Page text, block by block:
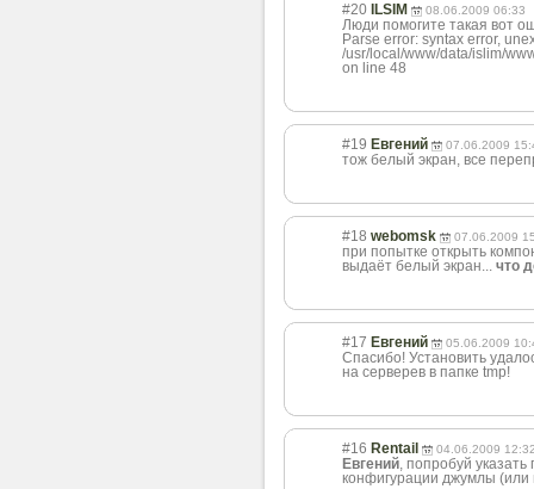
#20 ILSIM 08.06.2009 06:33
Люди помогите такая вот
Parse error: syntax error,
/usr/local/www/data/islim/
on line 48
#19 Евгений 07.06.2009
тож белый экран, все
#18 webomsk 07.06.2009
при попытке открыть
выдаёт белый экран... что
#17 Евгений 05.06.2009
Спасибо! Установить
на серверев в папке tmp!
#16 Rentail 04.06.2009
Евгений, попробуй указать
конфигурации джумлы (или